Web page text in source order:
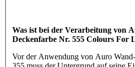
Was ist bei der Verarbeitung von
Deckenfarbe Nr. 555 Colours For
Vor der Anwendung von Auro